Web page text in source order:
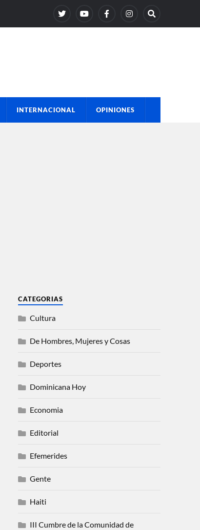
INTERNACIONAL OPINIONES
CATEGORIAS
Cultura
De Hombres, Mujeres y Cosas
Deportes
Dominicana Hoy
Economia
Editorial
Efemerides
Gente
Haiti
III Cumbre de la Comunidad de